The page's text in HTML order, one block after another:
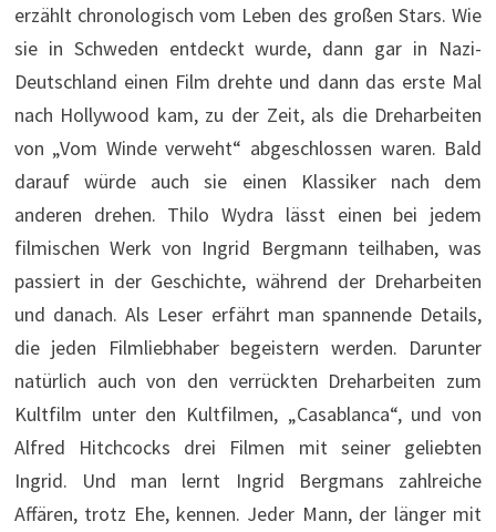
erzählt chronologisch vom Leben des großen Stars. Wie
sie in Schweden entdeckt wurde, dann gar in Nazi-
Deutschland einen Film drehte und dann das erste Mal
nach Hollywood kam, zu der Zeit, als die Dreharbeiten
von „Vom Winde verweht“ abgeschlossen waren. Bald
darauf würde auch sie einen Klassiker nach dem
anderen drehen. Thilo Wydra lässt einen bei jedem
filmischen Werk von Ingrid Bergmann teilhaben, was
passiert in der Geschichte, während der Dreharbeiten
und danach. Als Leser erfährt man spannende Details,
die jeden Filmliebhaber begeistern werden. Darunter
natürlich auch von den verrückten Dreharbeiten zum
Kultfilm unter den Kultfilmen, „Casablanca“, und von
Alfred Hitchcocks drei Filmen mit seiner geliebten
Ingrid. Und man lernt Ingrid Bergmans zahlreiche
Affären, trotz Ehe, kennen. Jeder Mann, der länger mit